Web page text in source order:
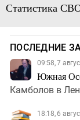
Статистика
ПОСЛЕДНИЕ
09:58, 7
Южная
Камболов в
18:18, 6